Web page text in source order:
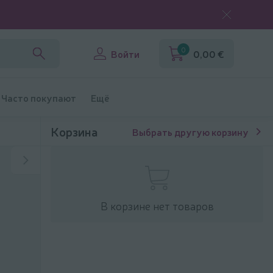
Войти 0 0,00 €
Часто покупают Ещё
Корзина Выбрать другую корзину
В корзине нет товаров